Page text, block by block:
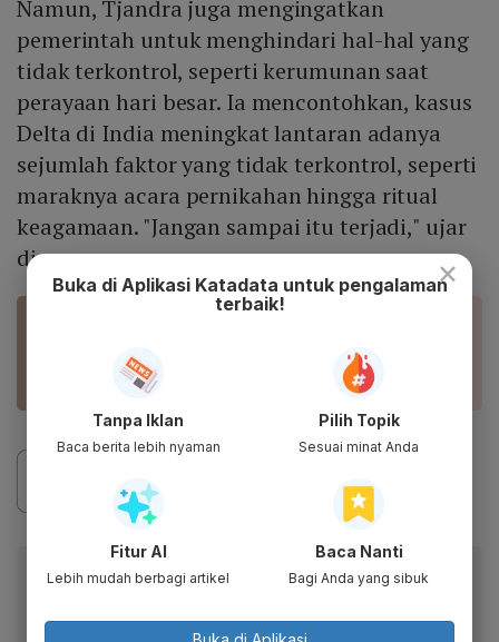
Namun, Tjandra juga mengingatkan
pemerintah untuk menghindari hal-hal yang
tidak terkontrol, seperti kerumunan saat
perayaan hari besar. Ia mencontohkan, kasus
Delta di India meningkat lantaran adanya
sejumlah faktor yang tidak terkontrol, seperti
maraknya acara pernikahan hingga ritual
keagamaan. "Jangan sampai itu terjadi," ujar
dia.
Endemi Awal 2024
Baca artikel ini lewat aplikasi mobile.
fitur menarik lainnya lewat aplikasi mobile Katadata.
×
Buka di Aplikasi Katadata untuk pengalaman
terbaik!
Tanpa Iklan
Baca berita lebih nyaman
Pilih Topik
Sesuai minat Anda
Fitur AI
Lebih mudah berbagi artikel
Baca Nanti
Bagi Anda yang sibuk